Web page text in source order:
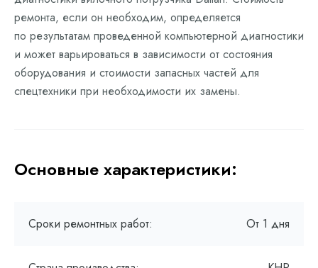
ремонта, если он необходим, определяется
по результатам проведенной компьютерной диагностики
и может варьироваться в зависимости от состояния
оборудования и стоимости запасных частей для
спецтехники при необходимости их замены.
Основные характеристики:
Сроки ремонтных работ: От 1 дня